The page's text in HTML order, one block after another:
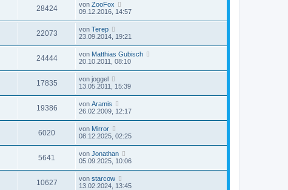
28424 von ZooFox
09.12.2016, 14:57
22073 von Terep
23.09.2014, 19:21
24444 von Matthias Gubisch
20.10.2011, 08:10
17835 von joggel
13.05.2011, 15:39
19386 von Aramis
26.02.2009, 12:17
6020 von Mirror
08.12.2025, 02:25
5641 von Jonathan
05.09.2025, 10:06
10627 von starcow
13.02.2024, 13:45